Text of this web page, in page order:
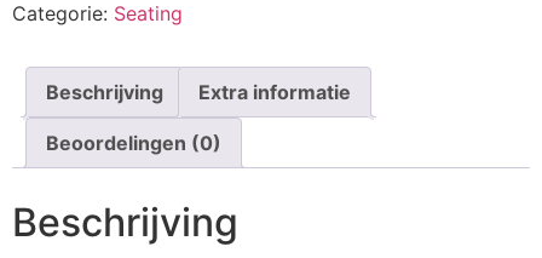
Categorie: Seating
Beschrijving Extra informatie
Beoordelingen (0)
Beschrijving